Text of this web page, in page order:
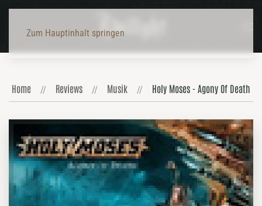
Zum Hauptinhalt springen
Home Reviews Musik Holy Moses - Agony Of Death